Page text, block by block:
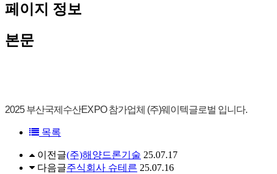
페이지 정보
본문
2025 부산국제수산EXPO 참가업체 (주)웨이텍글로벌 입니다.
목록
이전글(주)해양드론기술 25.07.17
다음글주식회사 슈테른 25.07.16